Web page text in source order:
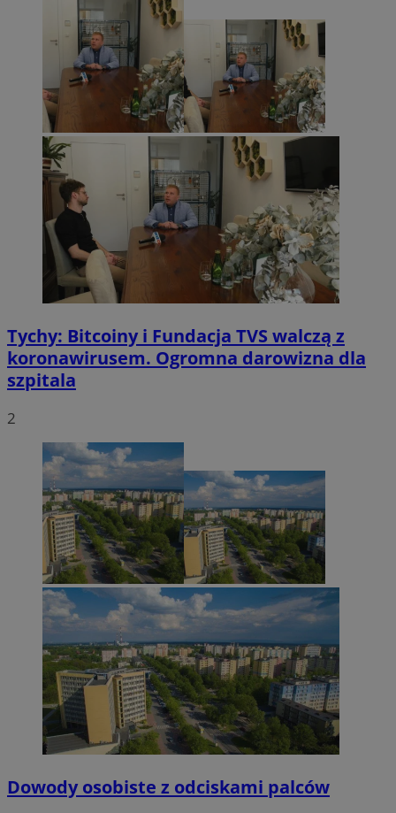
Tychy: Bitcoiny i Fundacja TVS walczą z
koronawirusem. Ogromna darowizna dla
szpitala
2
Dowody osobiste z odciskami palców